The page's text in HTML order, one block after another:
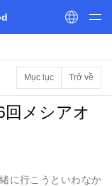
Mục lục Trở về
回メシアオ
に行こうといわなか